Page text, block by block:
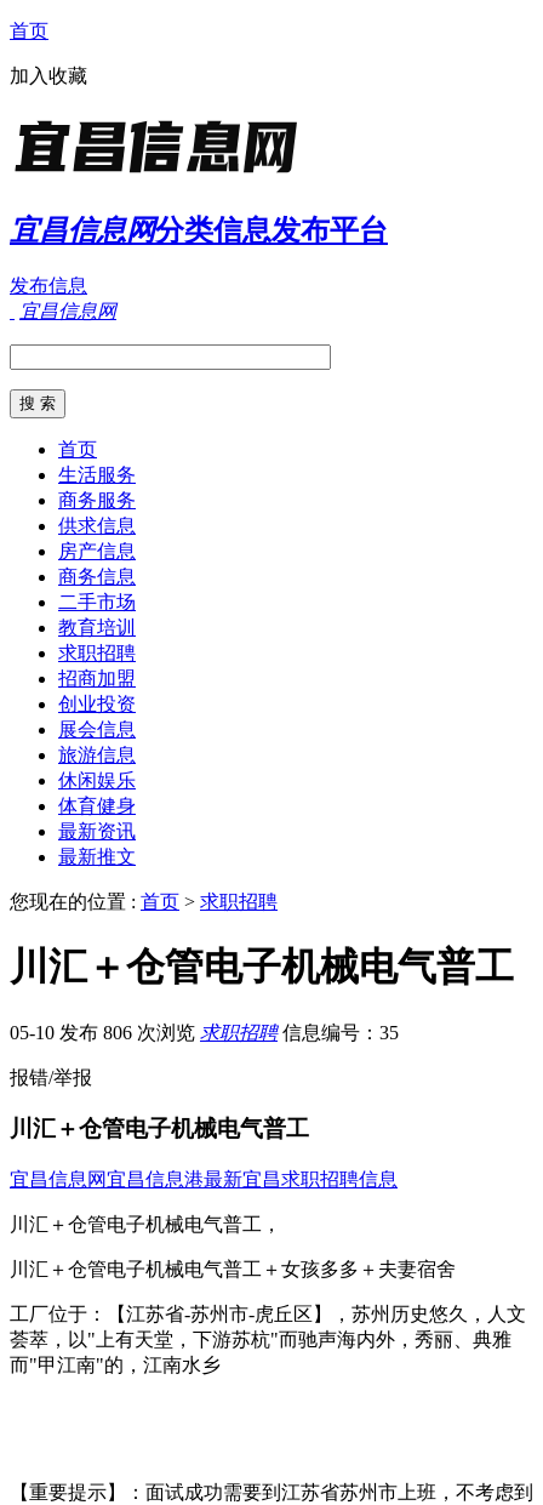
首页
加入收藏
宜昌信息网分类信息发布平台
发布信息
宜昌信息网
首页
生活服务
商务服务
供求信息
房产信息
商务信息
二手市场
教育培训
求职招聘
招商加盟
创业投资
展会信息
旅游信息
休闲娱乐
体育健身
最新资讯
最新推文
您现在的位置 : 首页 > 求职招聘
川汇＋仓管电子机械电气普工
05-10 发布 806 次浏览 求职招聘 信息编号：35
报错/举报
川汇＋仓管电子机械电气普工
宜昌信息网宜昌信息港最新宜昌求职招聘信息
川汇＋仓管电子机械电气普工，
川汇＋仓管电子机械电气普工＋女孩多多＋夫妻宿舍
工厂位于：【江苏省-苏州市-虎丘区】，苏州历史悠久，人文
荟萃，以"上有天堂，下游苏杭"而驰声海内外，秀丽、典雅
而"甲江南"的，江南水乡
【重要提示】：面试成功需要到江苏省苏州市上班，不考虑到